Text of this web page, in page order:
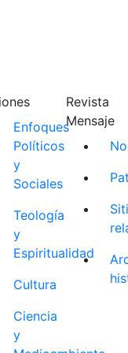
Enfoques
Políticos
y
Sociales
Teología
y
Espiritualidad
Cultura
Ciencia
y
Revista
Mensaje